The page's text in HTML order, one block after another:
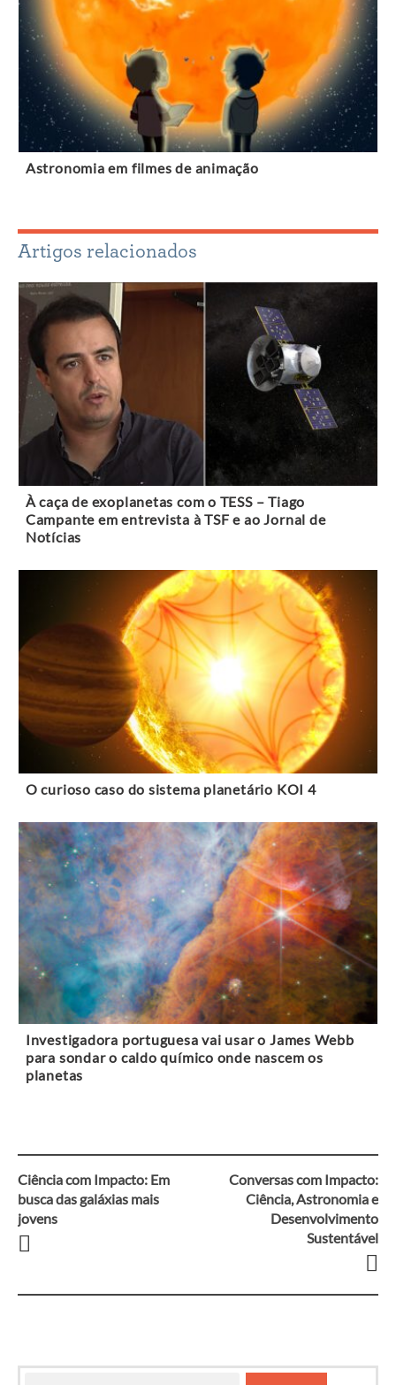
Astronomia em filmes de animação
Artigos relacionados
À caça de exoplanetas com o TESS – Tiago
Campante em entrevista à TSF e ao Jornal de
Notícias
O curioso caso do sistema planetário KOI 4
Investigadora portuguesa vai usar o James Webb
para sondar o caldo químico onde nascem os
planetas
Navegação
entre
Ciência com Impacto: Em
busca das galáxias mais
jovens
Conversas com Impacto:
Ciência, Astronomia e
Desenvolvimento
Sustentável